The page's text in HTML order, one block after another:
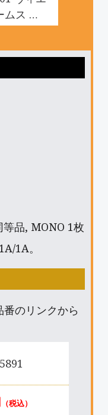
品, MONO 1枚
1A。
のリンクから
（税込）